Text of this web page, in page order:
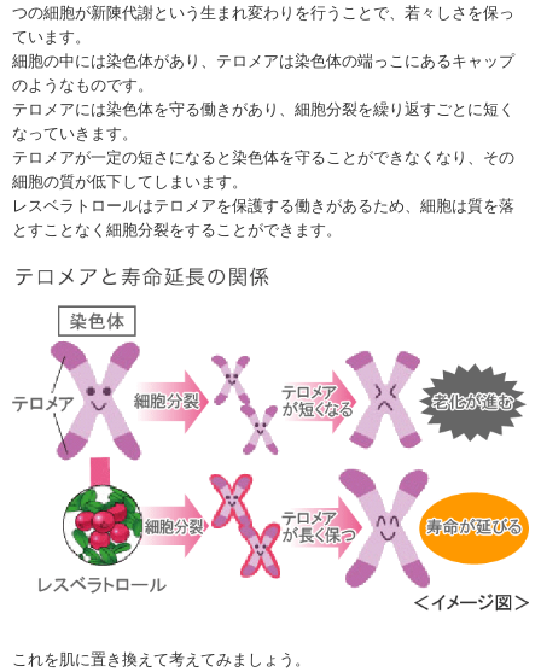
つの細胞が新陳代謝という生まれ変わりを行うことで、若々しさを保っ
ています。
細胞の中には染色体があり、テロメアは染色体の端っこにあるキャップ
のようなものです。
テロメアには染色体を守る働きがあり、細胞分裂を繰り返すごとに短く
なっていきます。
テロメアが一定の短さになると染色体を守ることができなくなり、その
細胞の質が低下してしまいます。
レスベラトロールはテロメアを保護する働きがあるため、細胞は質を落
とすことなく細胞分裂をすることができます。
これを肌に置き換えて考えてみましょう。